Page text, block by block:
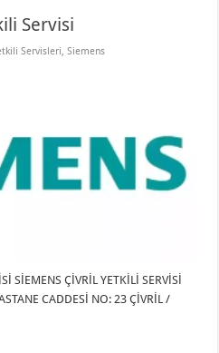
Servisi
Servisleri,Siemens
SİEMENS ÇİVRİL YETKİLİ SERVİSİ
CADDESİ NO: 23 ÇİVRİL /